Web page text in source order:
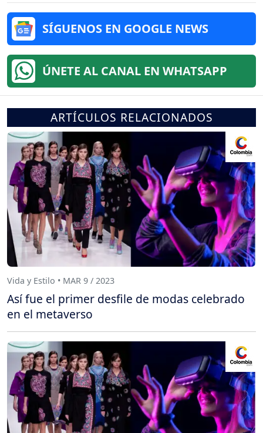
SÍGUENOS EN GOOGLE NEWS
ÚNETE AL CANAL EN WHATSAPP
ARTÍCULOS RELACIONADOS
Vida y Estilo • MAR 9 / 2023
Así fue el primer desfile de modas celebrado
en el metaverso